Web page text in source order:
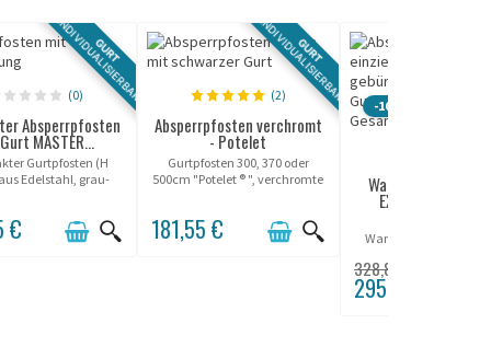
GURT
INDIVIDUALISIERBAR
(0)
Absperrpfosten
MASTER...
Gurtpfosten (H
Edelstahl, grau-
€
GURT
INDIVIDUALISIERBAR
(2)
Absperrpfosten verchromt
- Potelet
Gurtpfosten 300, 370 oder
500cm "Potelet ® ", verchromte
181,55 €
-10%
EXTEND
gebürstet, konische
328,80 €
295,92 €